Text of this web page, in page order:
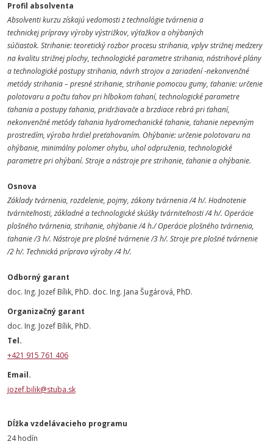
Profil absolventa
Absolventi kurzu získajú vedomosti z technológie tvárnenia a
technickejprípravy výroby výstrižkov, výťažkov a ohýbaných
súčiastok. Strihanie: teoretický rozbor procesu strihania, vplyv strižnej medzery
nakvalitu strižnej plochy, technologické parametre strihania, nástrihovéplány
a technologické postupy strihania, návrh strojov a zariadení‐nekonvenčné
metódy strihania – presné strihanie, strihanie pomocougumy, ťahanie: určenie
polotovaru a počtu ťahov pri hlbokom ťahaní, technologické parametre
ťahania a postupy ťahania, pridržiavače abrzdiace rebrá pri ťahaní,
nekonvenčné metódy ťahaniahydromechanické ťahanie, ťahanie nepevným
prostredím, výroba hrdielpreťahovaním. Ohýbanie: určenie polotovaru na
ohýbanie, minimálny polomer ohybu, uhol odpruženia, technologické
parametre pri ohýbaní. Stroje a nástroje pre strihanie, ťahanie a ohýbanie.
Osnova
Základy tvárnenia, rozdelenie, pojmy, zákony tvárnenia /4 h/. Hodnotenie
tvárniteľnosti, základné a technologické skúškytvárniteľnosti /4 h/. Operácie
plošného tvárnenia, strihanie, ohýbanie/4 h./ Operácie plošného tvárnenia,
ťahanie /3 h/. Nástroje pre plošnétvárnenie /3 h/. Stroje pre plošné tvárnenie
/2 h/. Technická prípravavýroby /4 h/.
Odborný garant
doc. Ing. Jozef Bílik, PhD. doc. Ing. Jana Šugárová, PhD.
Organizačný garant
doc. Ing. Jozef Bílik, PhD.
Tel.
+421 915 761 406
Email.
jozef.bilik@stuba.sk
Dĺžka vzdelávacieho programu
24 hodín